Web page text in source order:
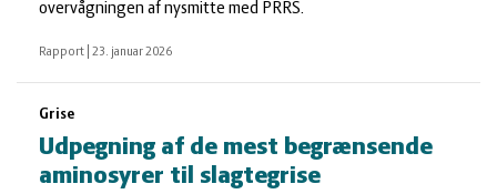
overvågningen af nysmitte med PRRS.
Rapport 23. januar 2026
Grise
Udpegning af de mest begrænsende
aminosyrer til slagtegrise